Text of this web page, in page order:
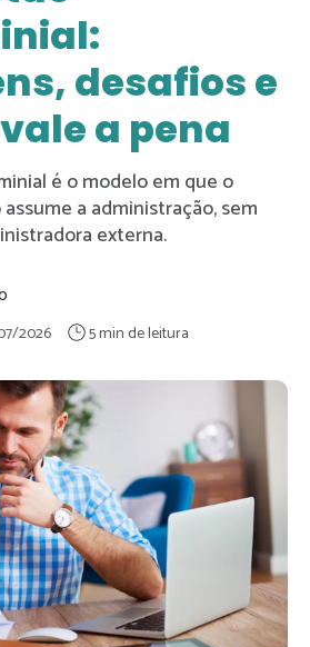
desafios e
a pena
é o modelo em que o
a administração, sem
externa.
2026